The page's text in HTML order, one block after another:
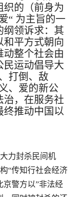
织的 （前身为
“ 为主旨的一
纲领诉求：其
和平方式朝向
动整个社会由
民运动倡导大
打倒、敌
、爱的新公
治，在服务社
终推动中国以
力封杀民间机
“传知行社会经济
京警方以”非法经